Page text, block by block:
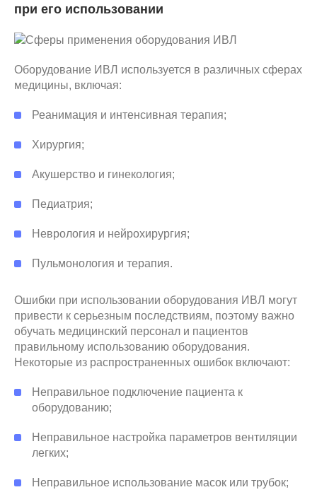
при его использовании
Оборудование ИВЛ используется в различных сферах
медицины, включая:
Реанимация и интенсивная терапия;
Хирургия;
Акушерство и гинекология;
Педиатрия;
Неврология и нейрохирургия;
Пульмонология и терапия.
Ошибки при использовании оборудования ИВЛ могут
привести к серьезным последствиям, поэтому важно
обучать медицинский персонал и пациентов
правильному использованию оборудования.
Некоторые из распространенных ошибок включают:
Неправильное подключение пациента к
оборудованию;
Неправильное настройка параметров вентиляции
легких;
Неправильное использование масок или трубок;